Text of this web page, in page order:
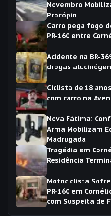
Novembro
Procópio
Carro pega fogo
PR-160 entre
Acidente na BR-
drogas
Ciclista de 18
com carro na
Nova Fátima:
Arma Mobilizam
Madrugada
Tragédia em
Residência
Motociclista
PR-160 em
com Suspeita de